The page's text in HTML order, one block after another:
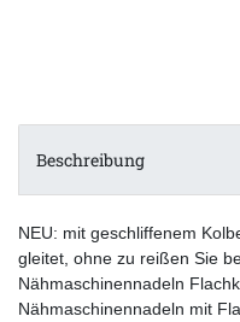
Beschreibung
NEU: mit geschliffenem
gleitet, ohne zu reißen Sie
Nähmaschinennadeln
Nähmaschinennadeln mit